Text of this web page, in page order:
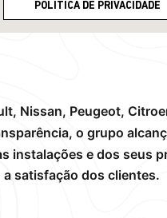
POLÍTICA DE PRIVACIDADE
Nissan, Peugeot,
o grupo
instalações e dos seus
satisfação dos clientes.